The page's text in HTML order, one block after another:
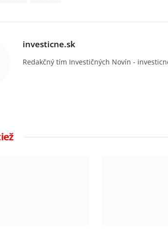
investicne.sk
Redakčný tím Investičných Novín -